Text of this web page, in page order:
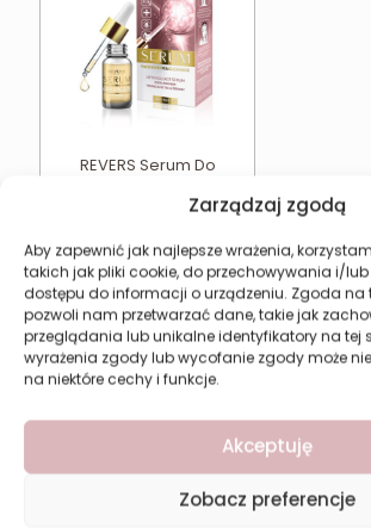
Zarządzaj zgodą
Aby zapewnić jak najlepsze wrażenia,
takich jak pliki cookie, do przechowywania i/
dostępu do informacji o urządzeniu. Zgoda na
pozwoli nam przetwarzać dane, takie jak
przeglądania lub unikalne identyfikatory na tej
wyrażenia zgody lub wycofanie zgody może
na niektóre cechy i funkcje.
Akceptuję
Zobacz preferencje
REVERS Serum Do
Ujędrniające Liftingujące
16,93 zł
Dodaj do koszyka